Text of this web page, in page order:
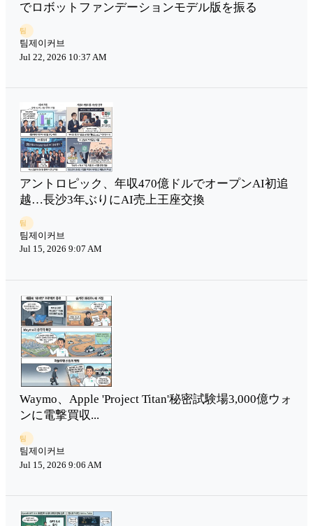
でロボットファンデーションモデル版を振る
팀
팀제이커브
Jul 22, 2026 10:37 AM
アントロピック、年収470億ドルでオープンAI初追
越…長沙3年ぶりにAI売上王座交換
팀
팀제이커브
Jul 15, 2026 9:07 AM
Waymo、Apple 'Project Titan'秘密試験場3,000億ウォ
ンに電撃買収...
팀
팀제이커브
Jul 15, 2026 9:06 AM